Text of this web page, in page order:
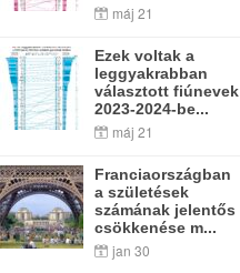
máj 21
Ezek voltak a
leggyakrabban
választott fiúnevek
2023-2024-be...
máj 21
Franciaországban
a születések
számának jelentős
csökkenése m...
jan 30